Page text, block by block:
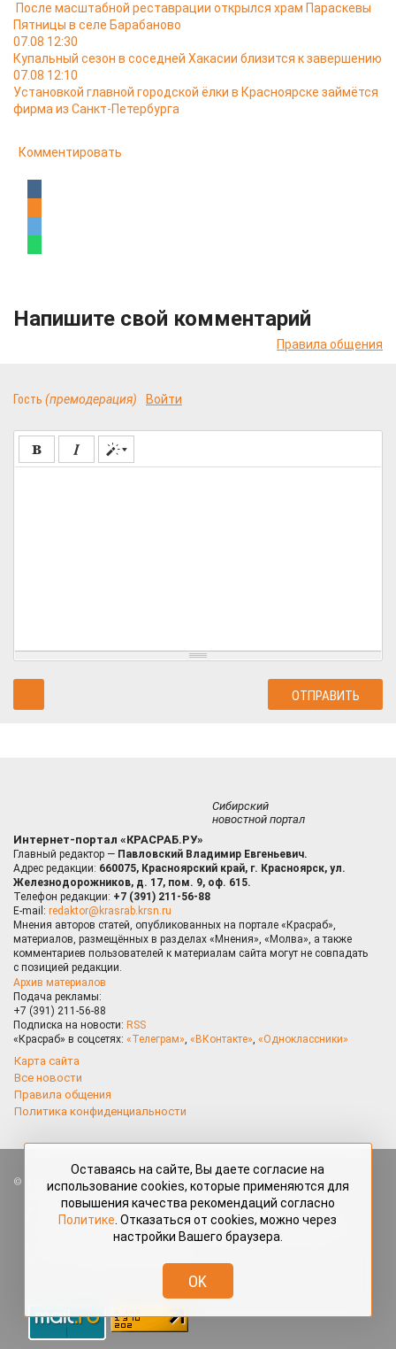
После масштабной реставрации открылся храм Параскевы
Пятницы в селе Барабаново
07.08 12:30
Купальный сезон в соседней Хакасии близится к завершению
07.08 12:10
Установкой главной городской ёлки в Красноярске займётся
фирма из Санкт-Петербурга
Комментировать
Напишите свой комментарий
Правила общения
Гость (премодерация) Войти
Сибирский
новостной портал
Интернет-портал «КРАСРАБ.РУ»
Главный редактор — Павловский Владимир Евгеньевич.
Адрес редакции: 660075, Красноярский край, г. Красноярск, ул.
Железнодорожников, д. 17, пом. 9, оф. 615.
Телефон редакции: +7 (391) 211-56-88
E-mail: redaktor@krasrab.krsn.ru
Мнения авторов статей, опубликованных на портале «Красраб»,
материалов, размещённых в разделах «Мнения», «Молва», а также
комментариев пользователей к материалам сайта могут не совпадать
с позицией редакции.
Архив материалов
Подача рекламы:
+7 (391) 211-56-88
Подписка на новости: RSS
«Красраб» в соцсетях: «Телеграм», «ВКонтакте», «Одноклассники»
Карта сайта
Все новости
Правила общения
Политика конфиденциальности
Все права защищены. Любые материалы, размещённые на портале
«Красраб.ру» сотрудниками редакции, нештатными авторами
и читателями, являются объектами авторского права. Полное или
частичное использование материалов, размещённых на портале
«Красраб.ру», допускается только с письменного согласия редакции
redaktor@krasrab.krsn.ru.
Оставаясь на сайте, Вы даете согласие на
использование cookies, которые применяются для
повышения качества рекомендаций согласно
Политике . Отказаться от cookies, можно через
настройки Вашего браузера.
OK